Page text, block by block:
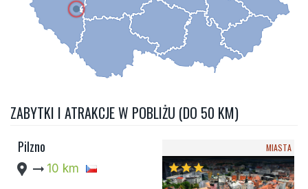
ZABYTKI I ATRAKCJE W POBLIŻU (DO 50 KM)
Pilzno
location_pin arrow_right_alt 10 km
MIASTA
starstarstar